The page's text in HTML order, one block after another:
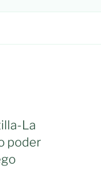
La
poder